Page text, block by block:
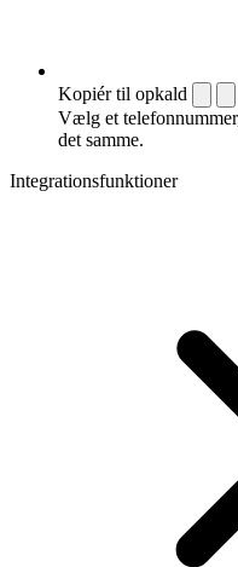
Kopiér til opkald
Vælg et
det samme.
Integrationsfunktioner